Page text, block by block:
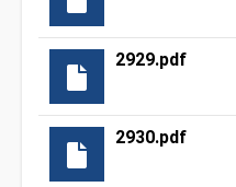
2929.pdf
2930.pdf